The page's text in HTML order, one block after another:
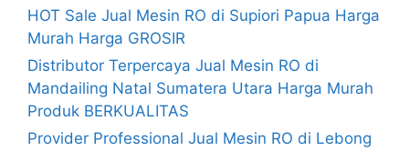
HOT Sale Jual Mesin RO di Supiori Papua Harga
Murah Harga GROSIR
Distributor Terpercaya Jual Mesin RO di
Mandailing Natal Sumatera Utara Harga Murah
Produk BERKUALITAS
Provider Professional Jual Mesin RO di Lebong